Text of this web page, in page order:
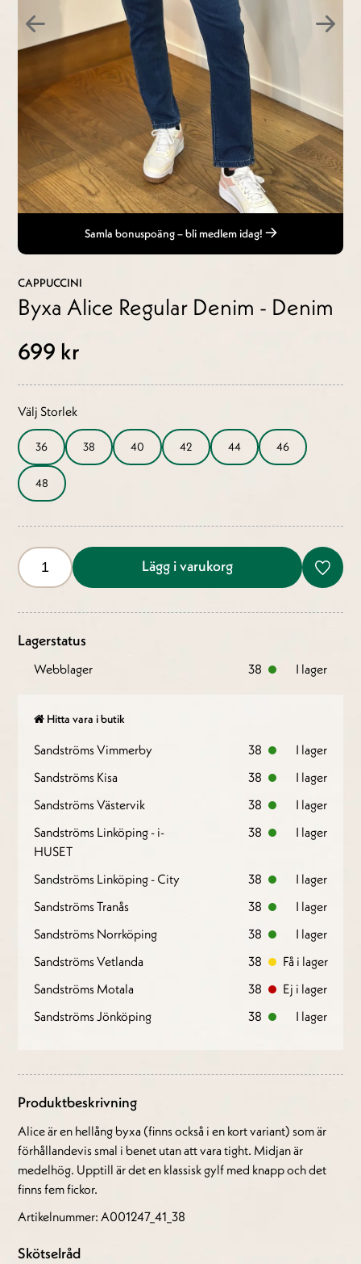
Samla bonuspoäng – bli medlem idag!
CAPPUCCINI
Byxa Alice Regular Denim - Denim
699 kr
Välj Storlek
36 38 40 42 44 46
48
Lägg i varukorg
Lagerstatus
Webblager 38 I lager
Hitta vara i butik
Sandströms Vimmerby 38
I lager
Sandströms Kisa
38
I lager
Sandströms Västervik
38
I lager
Sandströms Linköping - i-
HUSET
38 I lager
Sandströms Linköping - City 38
I lager
Sandströms Tranås
38
I lager
Sandströms Norrköping
38
I lager
Sandströms Vetlanda
38
Få i lager
Sandströms Motala
38
Ej i lager
Sandströms Jönköping
38 I lager
Produktbeskrivning
Alice är en hellång byxa (finns också i en kort variant) som är
förhållandevis smal i benet utan att vara tight. Midjan är
medelhög. Upptill är det en klassisk gylf med knapp och det
finns fem fickor.
Artikelnummer: A001247_41_38
Skötselråd